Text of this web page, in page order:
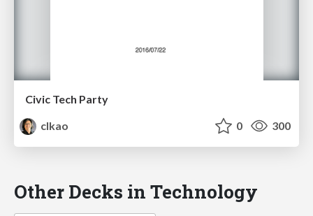
Civic Tech Party
clkao
0 300
Other Decks in Technology